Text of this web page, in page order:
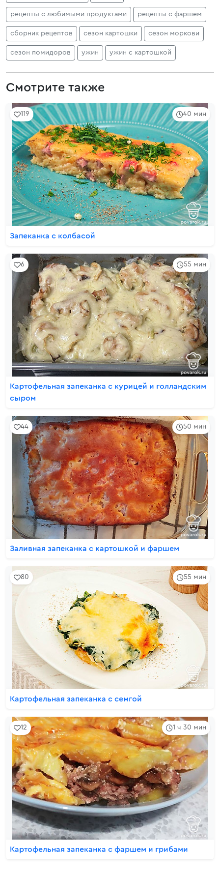
рецепты с любимыми продуктами рецепты с фаршем
сборник рецептов сезон картошки сезон моркови
сезон помидоров ужин ужин с картошкой
Смотрите также
40 мин
119
Запеканка с колбасой
55 мин
6
Картофельная запеканка с курицей и голландским
сыром
50 мин
44
Заливная запеканка с картошкой и фаршем
55 мин
80
Картофельная запеканка с семгой
1 ч 30 мин
12
Картофельная запеканка с фаршем и грибами